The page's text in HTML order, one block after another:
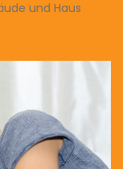
und Haus